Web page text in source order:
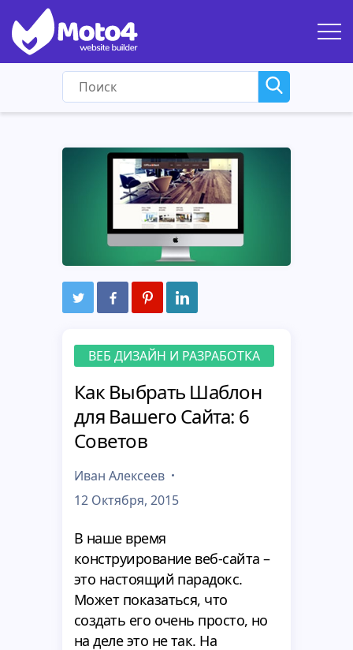
ВЕБ ДИЗАЙН И РАЗРАБОТКА
Как Выбрать Шаблон
для Вашего Сайта: 6
Советов
Иван Алексеев
12 Октября, 2015
В наше время
конструирование веб-сайта –
это настоящий парадокс.
Может показаться, что
создать его очень просто, но
на деле это не так. На